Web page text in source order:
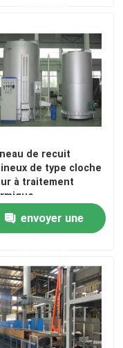
de recuit
de type cloche
à traitement
envoyer une